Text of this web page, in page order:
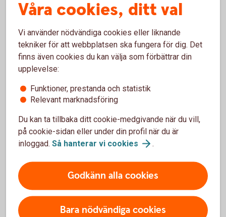
reseförsäkring och köpförsäkring. Ordinarie pris är 195 kr
på sidan.
Trygg-Hansa är försäkringsgivare och Entercard är
försäkringstagare och gruppföreträdare. Du hittar alla
Betal- och kreditkort Mastercard – läs mer och
ansök
Att låna kostar pengar!
Om du inte kan betala tillbaka skulden i tid riskerar du en
Våra cookies, ditt val
Vi använder nödvändiga cookies eller liknande
tekniker för att webbplatsen ska fungera för dig. Det
finns även cookies du kan välja som förbättrar din
upplevelse:
Funktioner, prestanda och statistik
Relevant marknadsföring
Du kan ta tillbaka ditt cookie-medgivande när du vill,
på cookie-sidan eller under din profil när du är
inloggad. Så hanterar vi cookies .
Godkänn alla cookies
Bara nödvändiga cookies